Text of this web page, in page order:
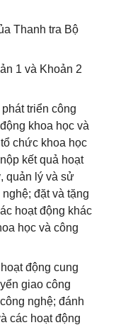
Thanh tra Bộ
1 và Khoản 2
triển công
khoa học và
chức khoa học
kết quả hoạt
quản lý và sử
đặt và tặng
hoạt động khác
học và công
động cung
giao công
nghệ; đánh
các hoạt động